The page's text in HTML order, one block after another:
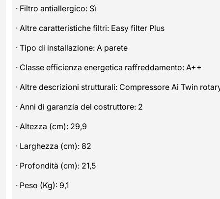
· Filtro antiallergico: Sì
· Altre caratteristiche filtri: Easy filter Plus
· Tipo di installazione: A parete
· Classe efficienza energetica raffreddamento: A++
· Altre descrizioni strutturali: Compressore Ai Twin
· Anni di garanzia del costruttore: 2
· Altezza (cm): 29,9
· Larghezza (cm): 82
· Profondità (cm): 21,5
· Peso (Kg): 9,1